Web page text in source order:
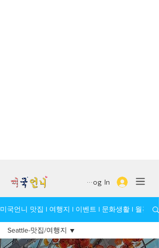
Log In
미국언니 맛집 l 여행지 l 이벤트 l 문화생활 l 월간 모
Seattle-맛집/여행지